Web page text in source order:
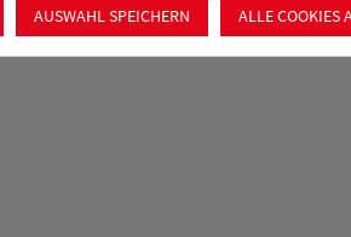
Roth-
ALLE COOKIES
AUSWAHL SPEICHERN